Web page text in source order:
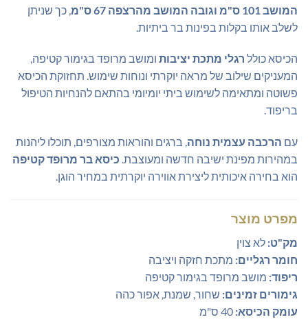
המושב 101 ס"מ וגובה המושב מהרצפה 67 ס"מ
, כך שניתן
לשלב אותו בקלות בפינות בר ביתיות.
הכיסא כולל רגלי מתכת יציבות ומושב מרופד בגימור קטיפה,
המעניקים שילוב של מראה יוקרתי ונוחות שימוש. תחזוקת הכיסא
פשוטה ומתאימה לשימוש ביתי יומיומי בהתאם להנחיות הטיפול
בריפוד.
עם הרכבה עצמית נוחה, ברגים והוראות מצורפים, תוכלו ליהנות
במהירות מפינת ישיבה חדשה ומעוצבת. כיסא בר מרופד קטיפה
הוא בחירה איכותית ליצירת אווירה יוקרתית במחיר הוגן.
מפרט מוצר
מק"ט: לא צוין
חומר רגליים: מתכת חזקה ויציבה
ריפוד: מושב מרופד בגימור קטיפה
גימורים זמינים: שחור, שמנת, אפור כהה
עומק הכיסא: